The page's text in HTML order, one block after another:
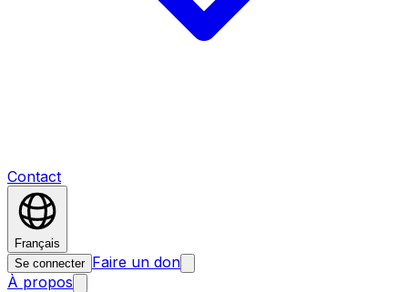
Contact
Français
Se connecter Faire un don
À propos